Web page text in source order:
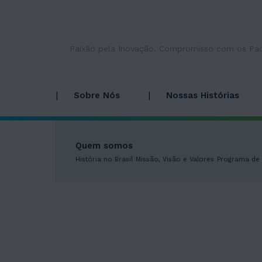
Paixão pela Inovação. Compromisso com os
Sobre Nós
Quem somos
História no Brasil Missão, Visão e Valores Programa de
Nossas Histórias